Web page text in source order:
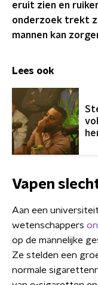
eruit zien en
onderzoek trekt
mannen kan
Lees ook
Vapen
Aan een
wetenschappers
op de mannelijke
Ze stelden een
normale